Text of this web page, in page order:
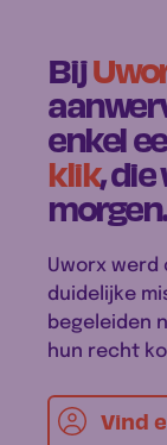
Bij
enkel
klik,
morgen.
Uworx werd
duidelijke
begeleiden
hun recht
Vind